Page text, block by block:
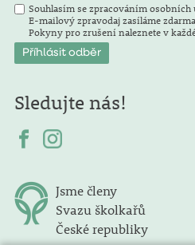
Souhlasím se zpracováním osobních
E-mailový zpravodaj zasíláme zdarma.
Pokyny pro zrušení naleznete v
Sledujte nás!
Jsme členy
Svazu školkařů
České republiky